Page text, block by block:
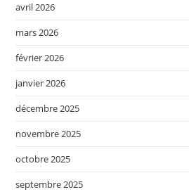
avril 2026
mars 2026
février 2026
janvier 2026
décembre 2025
novembre 2025
octobre 2025
septembre 2025